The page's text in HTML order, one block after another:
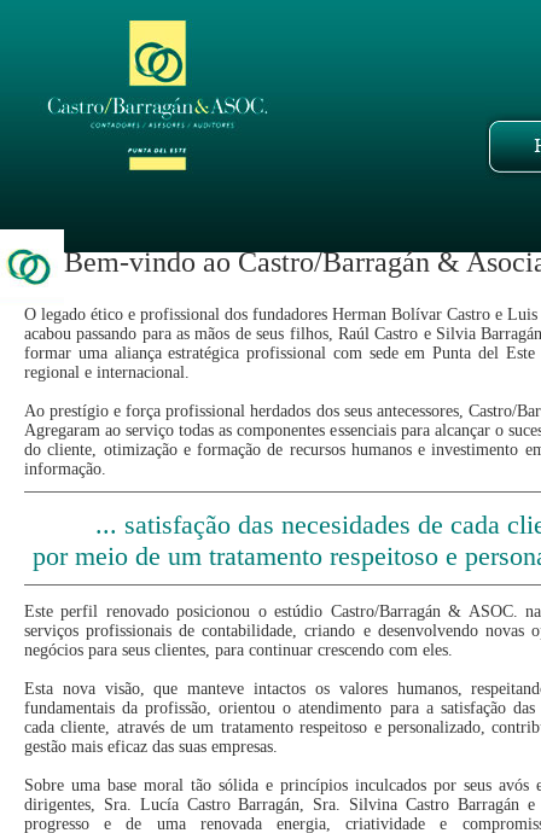
Bem-vindo ao Castro/Barragán &
O legado ético e profissional dos fundadores Herman Bolívar Castro e
acabou passando para as mãos de seus filhos, Raúl Castro e Silvia
formar uma aliança estratégica profissional com sede em Punta del
regional e internacional.
Ao prestígio e força profissional herdados dos seus antecessores, Castro/
Agregaram ao serviço todas as componentes essenciais para alcançar o
do cliente, otimização e formação de recursos humanos e investimento
informação.
... satisfação das necesidades de cada
por meio de um tratamento respeitoso e
Este perfil renovado posicionou o estúdio Castro/Barragán & ASOC.
serviços profissionais de contabilidade, criando e desenvolvendo novas
negócios para seus clientes, para continuar crescendo com eles.
Esta nova visão, que manteve intactos os valores humanos,
fundamentais da profissão, orientou o atendimento para a satisfação das
cada cliente, através de um tratamento respeitoso e personalizado,
gestão mais eficaz das suas empresas.
Sobre uma base moral tão sólida e princípios inculcados por seus avós
dirigentes, Sra. Lucía Castro Barragán, Sra. Silvina Castro Barragán
progresso e de uma renovada energia, criatividade e